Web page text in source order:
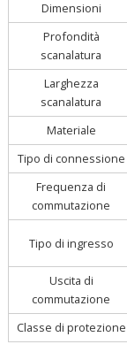
Dimensioni
Profondità
scanalatura
Larghezza
scanalatura
Materiale
Tipo di connessione
Frequenza di
commutazione
Tipo di ingresso
Uscita di
commutazione
Classe di protezione